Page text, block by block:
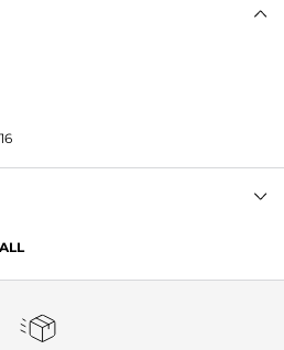
e bombadas, uma sobre os
pé. Essa última com elástico em
do nome da marca. A sandália